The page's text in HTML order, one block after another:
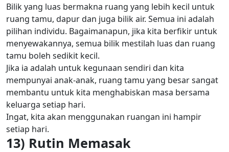
Bilik yang luas bermakna ruang yang lebih kecil untuk
ruang tamu, dapur dan juga bilik air. Semua ini adalah
pilihan individu. Bagaimanapun, jika kita berfikir untuk
menyewakannya, semua bilik mestilah luas dan ruang
tamu boleh sedikit kecil.
Jika ia adalah untuk kegunaan sendiri dan kita
mempunyai anak-anak, ruang tamu yang besar sangat
membantu untuk kita menghabiskan masa bersama
keluarga setiap hari.
Ingat, kita akan menggunakan ruangan ini hampir
setiap hari.
13) Rutin Memasak